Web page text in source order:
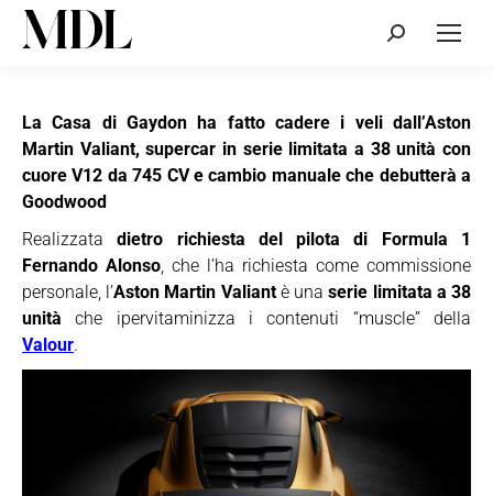
Cerca:
La Casa di Gaydon ha fatto cadere i veli dall’Aston
Martin Valiant, supercar in serie limitata a 38 unità con
cuore V12 da 745 CV e cambio manuale che debutterà a
Goodwood
Realizzatadietro richiesta del pilota di Formula 1
Fernando Alonso, che l’ha richiesta come commissione
personale, l’Aston Martin Valiantè unaserie limitata a 38
unità che ipervitaminizza i contenuti “muscle” della
Valour.